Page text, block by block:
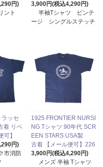
円)
ント
3,900円(税込4,290円)
半袖Tシャツ ビンテ
ージ シングルステッチ
ラッセ
着 リペ
可】
円)
市消防
1925 FRONTIER NURSI
NG Tシャツ 90年代 SCR
EEN STARS USA製
古着 【メール便可】226
3,900円(税込4,290円)
メンズ 半袖 Tシャツ